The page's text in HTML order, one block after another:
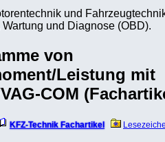
und
Wartung und Diagnose (OBD).
von
Leistung mit
COM
KFZ-Technik Fachartikel